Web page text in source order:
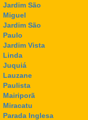
Jardim São
Miguel
Jardim São
Paulo
Jardim Vista
Linda
Juquiá
Lauzane
Paulista
Mairiporã
Miracatu
Parada Inglesa